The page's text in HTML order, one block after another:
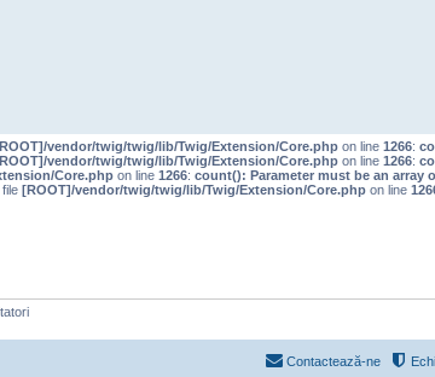
vendor/twig/twig/lib/Twig/Extension/Core.php on line 1266:
vendor/twig/twig/lib/Twig/Extension/Core.php on line 1266:
Core.php on line 1266: count(): Parameter must be an array
file [ROOT]/vendor/twig/twig/lib/Twig/Extension/Core.php on line
Contactează-ne